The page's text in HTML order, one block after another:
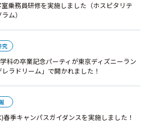
乗務員研修を実施しました（ホスピタリテ
ム）
究
科の卒業記念パーティが東京ディズニーラン
ラドリーム」で開かれました！
)春季キャンパスガイダンスを実施しました！